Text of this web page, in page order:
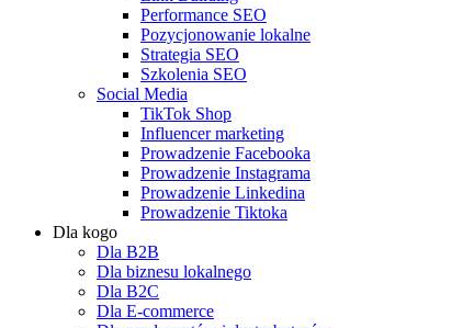
Performance SEO
Pozycjonowanie lokalne
Strategia SEO
Szkolenia SEO
Social Media
TikTok Shop
Influencer marketing
Prowadzenie Facebooka
Prowadzenie Instagrama
Prowadzenie Linkedina
Prowadzenie Tiktoka
Dla kogo
Dla B2B
Dla biznesu lokalnego
Dla B2C
Dla E-commerce